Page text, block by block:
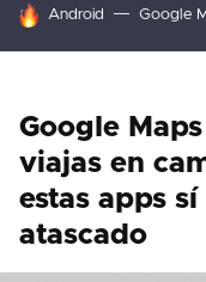
HOY SE HABLA DE
Android Google
Google
viajas en
estas apps
atascado